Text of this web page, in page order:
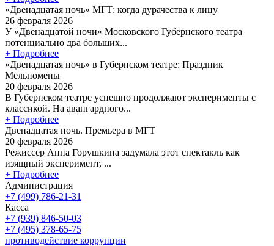
«Двенадцатая ночь» МГТ: когда дурачества к лицу
26 февраля 2026
У «Двенадцатой ночи» Московского Губернского театра
потенциально два больших...
+ Подробнее
«Двенадцатая ночь» в Губернском театре: Праздник
Мельпомены
20 февраля 2026
В Губернском театре успешно продолжают эксперименты с
классикой. На авангардного...
+ Подробнее
Двенадцатая ночь. Премьера в МГТ
20 февраля 2026
Режиссер Анна Горушкина задумала этот спектакль как
изящный эксперимент, ...
+ Подробнее
Администрация
+7 (499) 786-21-31
Касса
+7 (939) 846-50-03
+7 (495) 378-65-75
противодействие коррупции